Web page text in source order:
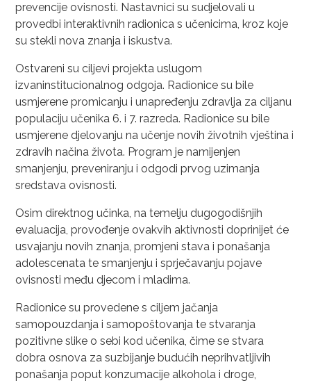
prevencije ovisnosti. Nastavnici su sudjelovali u
provedbi interaktivnih radionica s učenicima, kroz koje
su stekli nova znanja i iskustva.
Ostvareni su ciljevi projekta uslugom
izvaninstitucionalnog odgoja. Radionice su bile
usmjerene promicanju i unapređenju zdravlja za ciljanu
populaciju učenika 6. i 7. razreda. Radionice su bile
usmjerene djelovanju na učenje novih životnih vještina i
zdravih načina života. Program je namijenjen
smanjenju, preveniranju i odgodi prvog uzimanja
sredstava ovisnosti.
Osim direktnog učinka, na temelju dugogodišnjih
evaluacija, provođenje ovakvih aktivnosti doprinijet će
usvajanju novih znanja, promjeni stava i ponašanja
adolescenata te smanjenju i sprječavanju pojave
ovisnosti među djecom i mladima.
Radionice su provedene s ciljem jačanja
samopouzdanja i samopoštovanja te stvaranja
pozitivne slike o sebi kod učenika, čime se stvara
dobra osnova za suzbijanje budućih neprihvatljivih
ponašanja poput konzumacije alkohola i droge,